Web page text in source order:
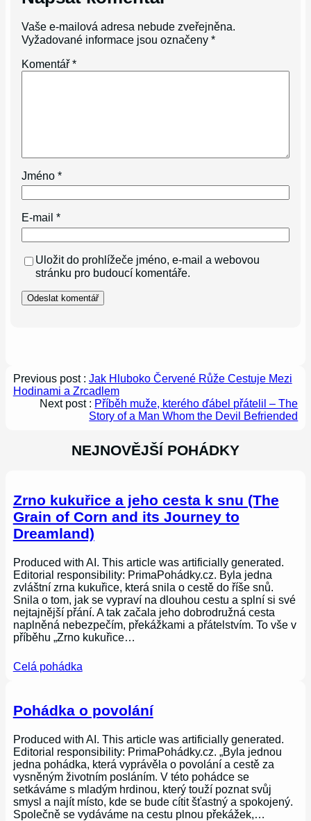
Vaše e-mailová adresa nebude zveřejněna.
Vyžadované informace jsou označeny*
Komentář*
Jméno*
E-mail*
Uložit do prohlížeče jméno, e-mail a webovou
stránku pro budoucí komentáře.
Previous post : Jak Hluboko Červené Růže Cestuje Mezi
Hodinami a Zrcadlem
Next post : Příběh muže, kterého ďábel přátelil – The
Story of a Man Whom the Devil Befriended
NEJNOVĚJŠÍ POHÁDKY
Zrno kukuřice a jeho cesta k snu (The
Grain of Corn and its Journey to
Dreamland)
Produced with AI. This article was artificially generated.
Editorial responsibility: PrimaPohádky.cz. Byla jedna
zvláštní zrna kukuřice, která snila o cestě do říše snů.
Snila o tom, jak se vypraví na dlouhou cestu a splní si své
nejtajnější přání. A tak začala jeho dobrodružná cesta
naplněná nebezpečím, překážkami a přátelstvím. To vše v
příběhu „Zrno kukuřice…
Celá pohádka
Pohádka o povolání
Produced with AI. This article was artificially generated.
Editorial responsibility: PrimaPohádky.cz. „Byla jednou
jedna pohádka, která vyprávěla o povolání a cestě za
vysněným životním posláním. V této pohádce se
setkáváme s mladým hrdinou, který touží poznat svůj
smysl a najít místo, kde se bude cítit šťastný a spokojený.
Společně se vydáváme na cestu plnou překážek,…